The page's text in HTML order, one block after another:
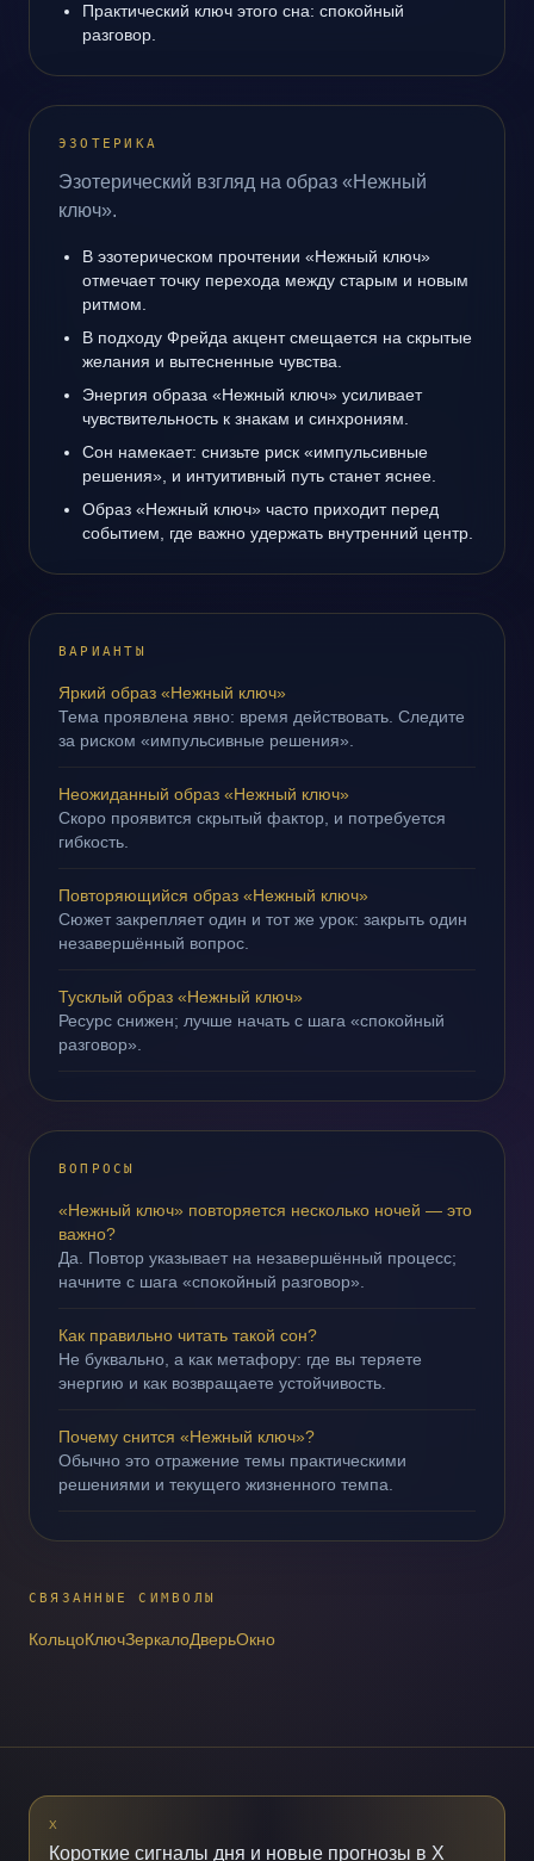
Практический ключ этого сна: спокойный
разговор.
ЭЗОТЕРИКА
Эзотерический взгляд на образ «Нежный
ключ».
В эзотерическом прочтении «Нежный ключ»
отмечает точку перехода между старым и новым
ритмом.
В подходу Фрейда акцент смещается на скрытые
желания и вытесненные чувства.
Энергия образа «Нежный ключ» усиливает
чувствительность к знакам и синхрониям.
Сон намекает: снизьте риск «импульсивные
решения», и интуитивный путь станет яснее.
Образ «Нежный ключ» часто приходит перед
событием, где важно удержать внутренний центр.
ВАРИАНТЫ
Яркий образ «Нежный ключ»
Тема проявлена явно: время действовать. Следите
за риском «импульсивные решения».
Неожиданный образ «Нежный ключ»
Скоро проявится скрытый фактор, и потребуется
гибкость.
Повторяющийся образ «Нежный ключ»
Сюжет закрепляет один и тот же урок: закрыть один
незавершённый вопрос.
Тусклый образ «Нежный ключ»
Ресурс снижен; лучше начать с шага «спокойный
разговор».
ВОПРОСЫ
«Нежный ключ» повторяется несколько ночей — это
важно?
Да. Повтор указывает на незавершённый процесс;
начните с шага «спокойный разговор».
Как правильно читать такой сон?
Не буквально, а как метафору: где вы теряете
энергию и как возвращаете устойчивость.
Почему снится «Нежный ключ»?
Обычно это отражение темы практическими
решениями и текущего жизненного темпа.
СВЯЗАННЫЕ СИМВОЛЫ
КольцоКлючЗеркалоДверьОкно
X
Короткие сигналы дня и новые прогнозы в X